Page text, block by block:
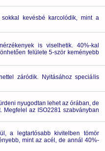
kevésbé karcolódik, mint a
is viselhetik. 40%-kal
felülete 5-ször keményebb
záródik. Nyitásához speciális
nyugodtan lehet az órában, de
Megfelel az ISO2281 szabványban
a legtartósabb kivitelben tömör
mint az acél, de annál 40%-